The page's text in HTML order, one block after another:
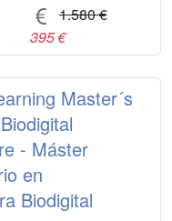
1.580 €
395 €
Master´s
- Máster
en
Biodigital